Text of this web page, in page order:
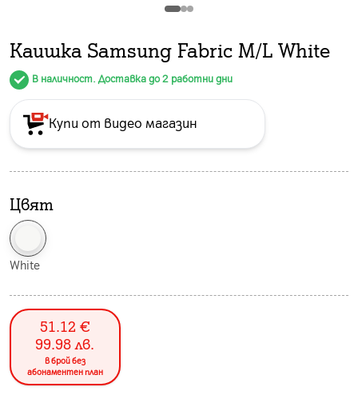
Каишка Samsung Fabric M/L White
В наличност. Доставка до 2 работни дни
Купи от видео магазин
Цвят
White
51.12 €
99.98 лв.
в брой без
абонаментен план